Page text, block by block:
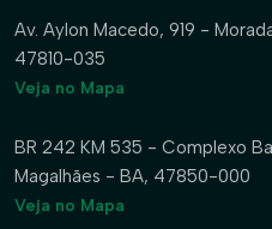
Av. Aylon Macedo, 919 -
47810-035
Veja no Mapa
BR 242 KM 535 - Complexo
Magalhães - BA, 47850-000
Veja no Mapa